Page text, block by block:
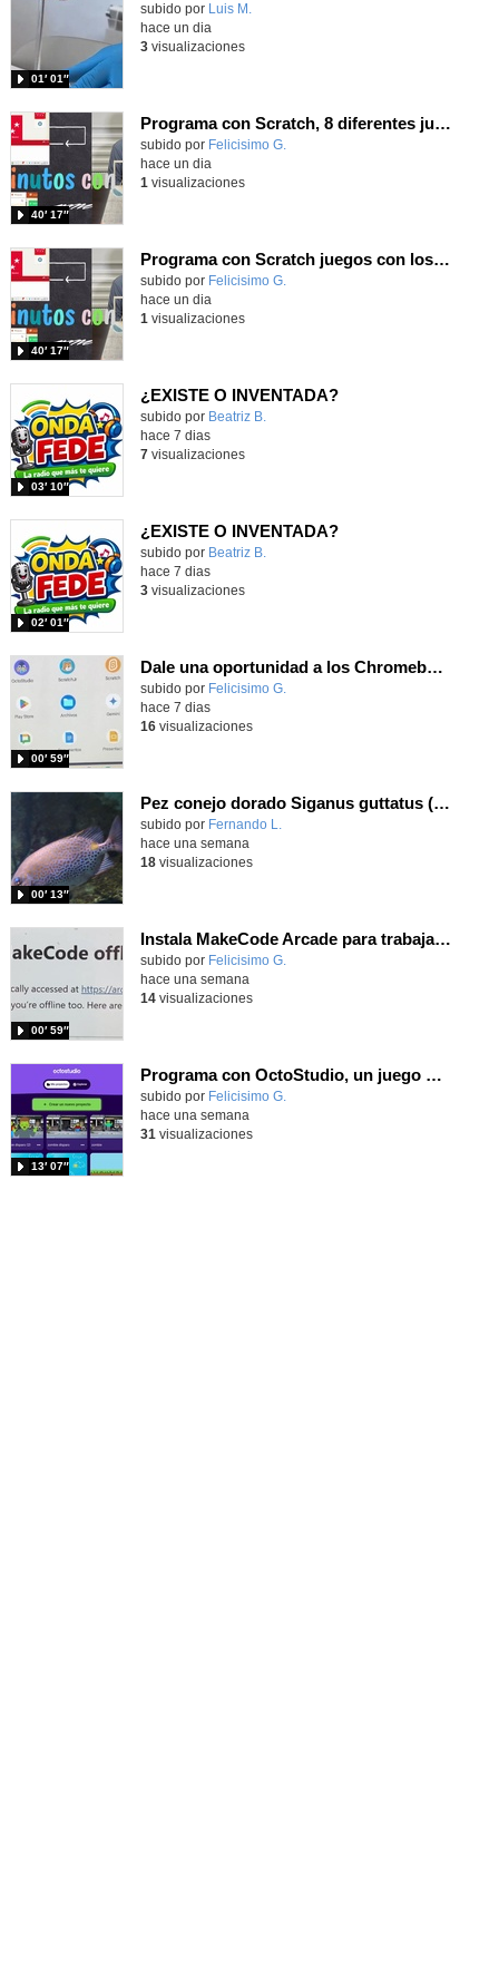
Contenido educativo.
subido por Luis M.
01′ 01″
hace un dia
3visualizaciones
Programa con Scratch, 8 diferentes juegos para vivir la emoción de los partidos de España en el mundial 2026
Contenido educativo.
subido por Felicisimo G.
40′ 17″
hace un dia
1 visualizaciones
Programa con Scratch juegos con los partidos del mundial 2026 ganados por España
Contenido educativo.
subido por Felicisimo G.
40′ 17″
hace un dia
1 visualizaciones
¿EXISTE O INVENTADA?
Contenido educativo.
subido por Beatriz B.
03′ 10″
hace 7 dias
7visualizaciones
¿EXISTE O INVENTADA?
Contenido educativo.
subido por Beatriz B.
02′ 01″
hace 7 dias
3visualizaciones
Dale una oportunidad a los Chromebooks y utiliza un proyector para realizar talleres si no tienes pantallas táctiles
Contenido educativo.
subido por Felicisimo G.
00′ 59″
hace 7 dias
16visualizaciones
Pez conejo dorado Siganus guttatus (Bloch, 1786)
Contenido educativo.
subido por Fernando L.
00′ 13″
hace una semana
18visualizaciones
Instala MakeCode Arcade para trabajar offline en tu tablet, ordenador, Chromebook
Contenido educativo.
subido por Felicisimo G.
00′ 59″
hace una semana
14visualizaciones
Programa con OctoStudio, un juego de disparos contra Zombies con un cargador basado en el House of the dead
Contenido educativo.
subido por Felicisimo G.
13′ 07″
hace una semana
31 visualizaciones